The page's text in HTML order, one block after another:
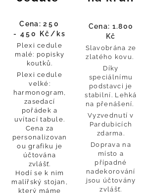
Cena:250
-450 Kč/ks
Plexi cedule
malé: popisky
koutků.
Plexi cedule
velké:
harmonogram,
zasedací
pořádek a
uvítací tabule.
Cena za
personalizovan
ou grafiku je
účtována
zvlášť.
Hodí se k nim
malířský stojan,
který máme
Cena: 1.800
Kč
Slavobrána ze
zlatého kovu.
Díky
speciálnímu
podstavci je
stabilní. Lehká
na přenášení.
Vyzvednutí v
Pardubicích
zdarma.
Doprava na
místo a
případné
nadekorování
jsou účtovány
zvlášť.